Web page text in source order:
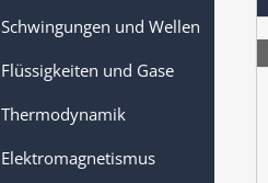
Schwingungen und Wellen
Flüssigkeiten und Gase
Thermodynamik
Elektromagnetismus